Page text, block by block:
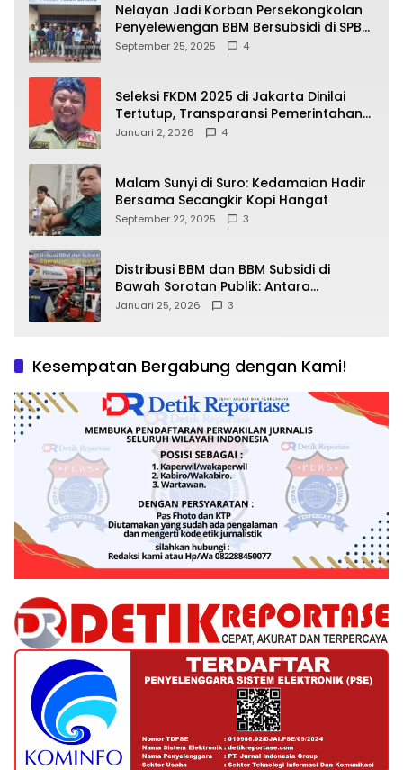
Nelayan Jadi Korban Persekongkolan
Penyelewengan BBM Bersubsidi di SPBU
64.78809 Teluk Batang
September 25, 2025 4
Seleksi FKDM 2025 di Jakarta Dinilai
Tertutup, Transparansi Pemerintahan
Pramono–Rano Dipertanyakan
Januari 2, 2026 4
Malam Sunyi di Suro: Kedamaian Hadir
Bersama Secangkir Kopi Hangat
September 22, 2025 3
Distribusi BBM dan BBM Subsidi di
Bawah Sorotan Publik: Antara
Kepentingan Negara, Hak Konsumen,
Januari 25, 2026 3
Kesempatan Bergabung dengan Kami!